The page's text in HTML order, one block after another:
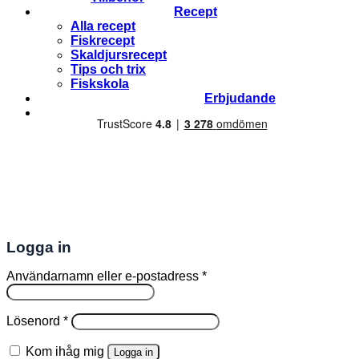
Recept
Alla recept
Fiskrecept
Skaldjursrecept
Tips och trix
Fiskskola
Erbjudande
Logga in
Användarnamn eller e-postadress *Obligatoriskt
Lösenord *Obligatoriskt
Kom ihåg mig Logga in